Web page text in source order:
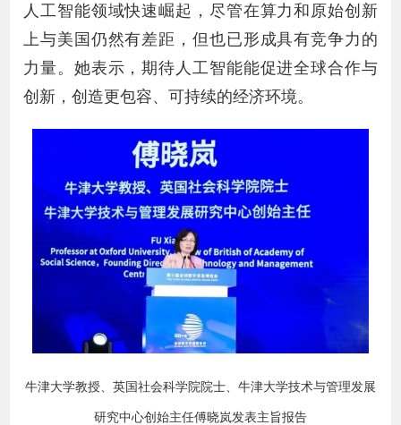
人工智能领域快速崛起，尽管在算力和原始创新
上与美国仍然有差距，但也已形成具有竞争力的
力量。她表示，期待人工智能能促进全球合作与
创新，创造更包容、可持续的经济环境。
牛津大学教授、英国社会科学院院士、牛津大学技术与管理发展
研究中心创始主任傅晓岚发表主旨报告